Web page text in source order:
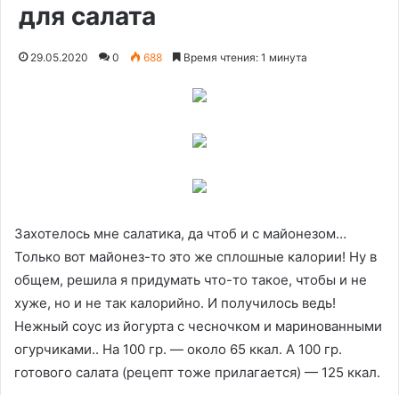
для салата
29.05.2020 0 688 Время чтения: 1 минута
Захотелось мне салатика, да чтоб и с майонезом…
Только вот майонез-то это же сплошные калории! Ну в
общем, решила я придумать что-то такое, чтобы и не
хуже, но и не так калорийно. И получилось ведь!
Нежный соус из йогурта с чесночком и маринованными
огурчиками.. На 100 гр. — около 65 ккал. А 100 гр.
готового салата (рецепт тоже прилагается) — 125 ккал.